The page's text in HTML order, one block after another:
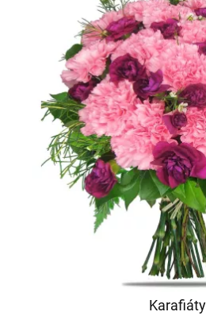
Karafiáty